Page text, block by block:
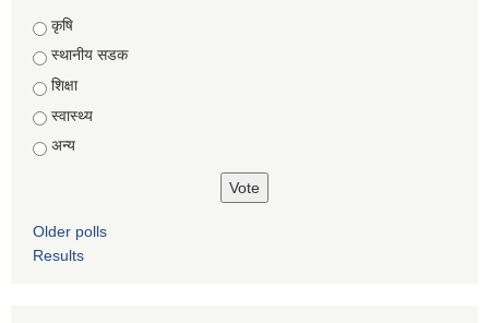
Choices
कृषि
स्थानीय सडक
शिक्षा
स्वास्थ्य
अन्य
Older polls
Results